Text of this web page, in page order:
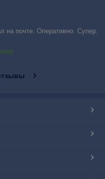
на почте. Оперативно. Супер.